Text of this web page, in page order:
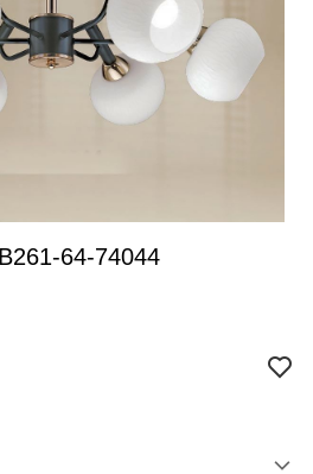
64-74044